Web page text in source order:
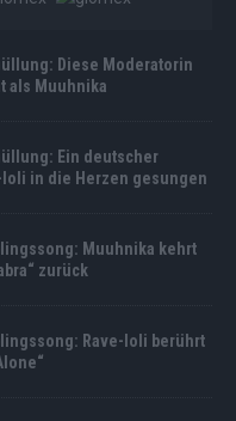
Diese Moderatorin
als Muuhnika
Ein deutscher
Ioli in die Herzen gesungen
Muuhnika kehrt
zurück
Rave-Ioli berührt